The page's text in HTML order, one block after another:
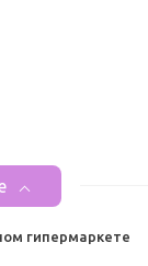
гипермаркете